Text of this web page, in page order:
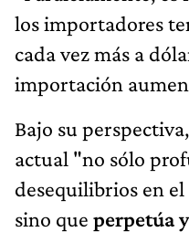
los importadores
cada vez más a
importación
Bajo su
actual "no sólo
desequilibrios en
sino que perpetúa